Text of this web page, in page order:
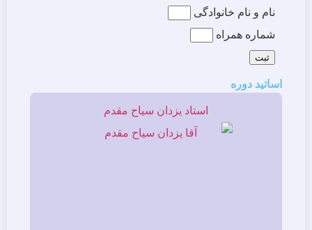
نام و نام خانوادگی
شماره همراه
ثبت
اساتید دوره
استاد یزدان سیاح مقدم